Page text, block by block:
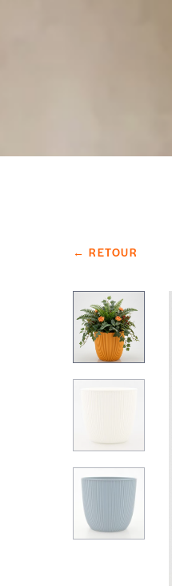
← RETOUR